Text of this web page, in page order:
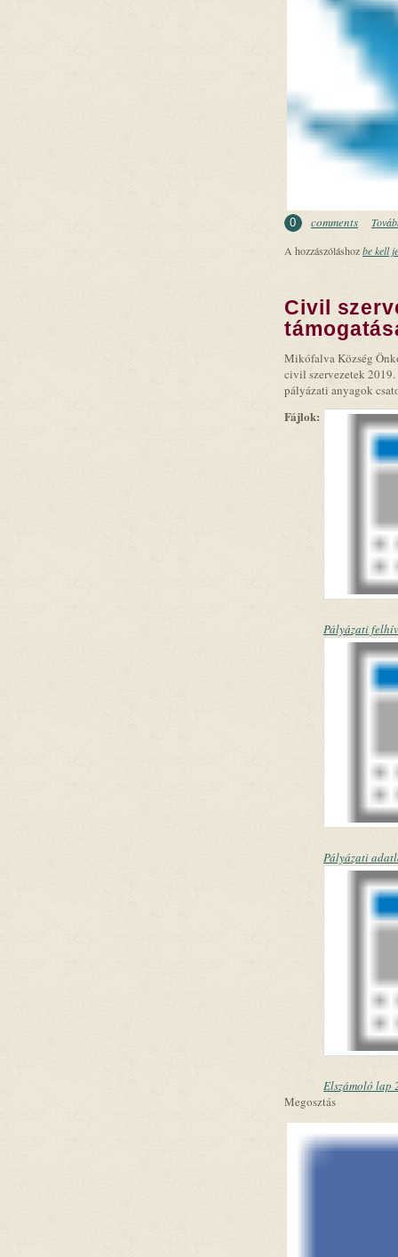
0 comments
A hozzászóláshozbe kell
Civil
Mikófalva Község
civil szervezetek
pályázati anyagok
Fájlok:
Pályázati
Pályázati
Elszámoló lap
Megosztás